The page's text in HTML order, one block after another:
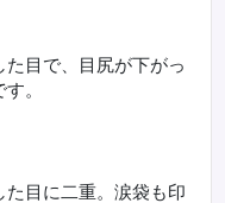
目で、目尻が下がっ
。
目に二重。涙袋も印